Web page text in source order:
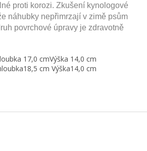
proti korozi. Zkušení kynologové
náhubky nepřimrzají v zimě psům
povrchové úpravy je zdravotně
17,0 cmVýška 14,0 cm
cm Výška14,0 cm